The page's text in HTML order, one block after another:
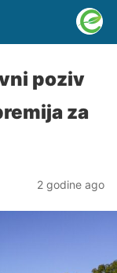
poziv
za
2 godine ago